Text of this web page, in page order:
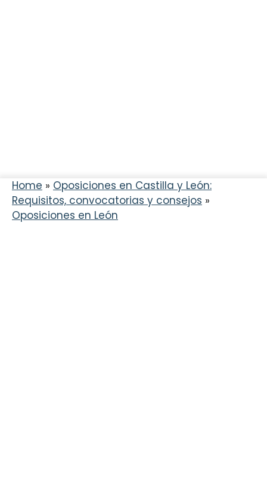
Home » Oposiciones en Castilla y León:
Requisitos, convocatorias y consejos »
Oposiciones en León